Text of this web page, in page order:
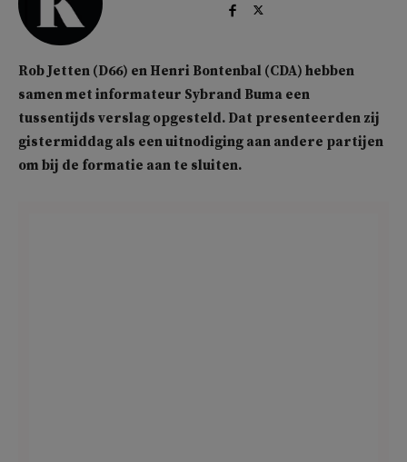
Rob Jetten (D66) en Henri Bontenbal (CDA) hebben
samen met informateur Sybrand Buma een
tussentijds verslag opgesteld. Dat presenteerden zij
gistermiddag als een uitnodiging aan andere partijen
om bij de formatie aan te sluiten.